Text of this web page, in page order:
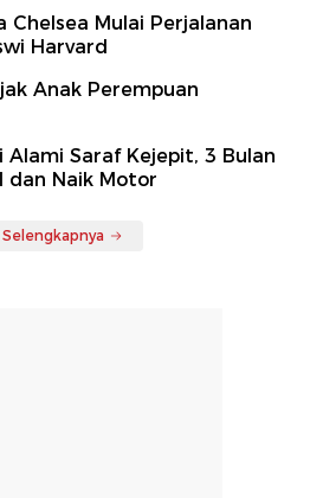
Chelsea Mulai Perjalanan
Harvard
Anak Perempuan
Alami Saraf Kejepit, 3 Bulan
dan Naik Motor